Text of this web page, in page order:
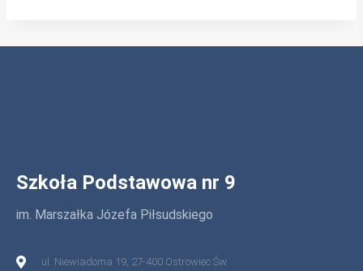
Szkoła Podstawowa nr 9
im. Marszałka Józefa Piłsudskiego
ul. Niewiadoma 19, 27-400 Ostrowiec Św.